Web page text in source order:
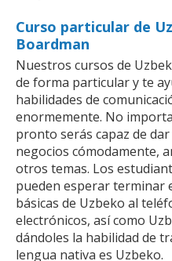
Curso particular de
Boardman
Nuestros cursos de
de forma particular y te
habilidades de
enormemente. No
pronto serás capaz de
negocios cómodamente,
otros temas. Los
pueden esperar terminar
básicas de Uzbeko al
electrónicos, así como
dándoles la habilidad de
lengua nativa es Uzbeko.